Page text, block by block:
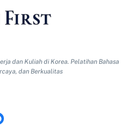
dan Kuliah di Korea. Pelatihan Bahasa
dan Berkualitas